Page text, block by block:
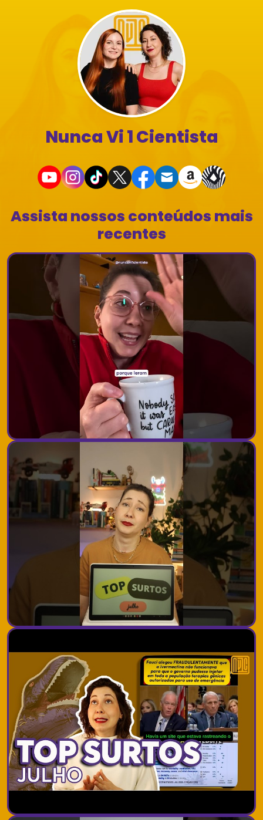
Nunca Vi 1 Cientista
Assista nossos conteúdos mais
recentes